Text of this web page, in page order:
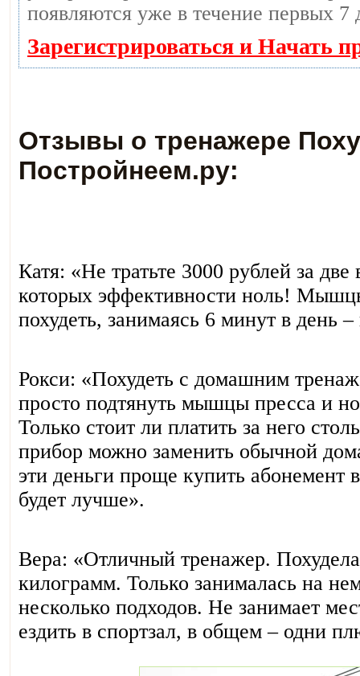
появляются уже в течение первых 7
Зарегистрироваться и Начать
Отзывы о тренажере
Постройнеем.ру:
Катя: «Не тратьте 3000 рублей за
которых эффективности ноль!
похудеть, занимаясь 6 минут в день
Рокси: «Похудеть с домашним
просто подтянуть мышцы пресса и
Только стоит ли платить за него
прибор можно заменить обычной
эти деньги проще купить абонемент в
будет лучше».
Вера: «Отличный тренажер.
килограмм. Только занималась на
несколько подходов. Не занимает
ездить в спортзал, в общем – одни